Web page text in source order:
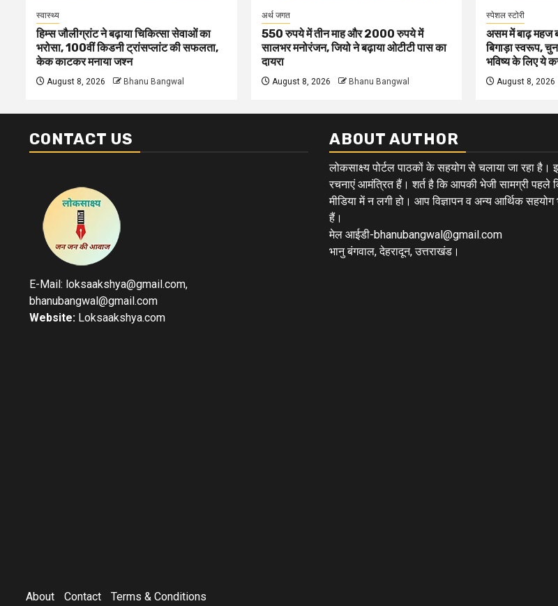
स्वास्थ्य
हिम्स जौलीग्रांट ने बढ़ाया चिकित्सा सेवाओं का
भरोसा, 100वीं किडनी ट्रांसप्लांट की सफलता,
केक काटकर मनाया जश्न
August 8, 2026 Bhanu Bangwal
अर्थ जगत
550 रुपये में तीन माह और 2000 रुपये में
सालभर मनोरंजन, जियो ने बढ़ाया ओटीटी पास का
दायरा
August 8, 2026 Bhanu Bangwal
स्पेशल स्टोरी
असम में बाढ़ महज
बिगाड़ा स्वरूप,
भविष्य के लिए ये
August 8, 2026
CONTACT US
E-Mail: loksaakshya@gmail.com,
bhanubangwal@gmail.com
Website: Loksaakshya.com
ABOUT AUTHOR
लोकसाक्ष्य पोर्टल पाठकों के सहयोग से चलाया जा रहा
रचनाएं आमंत्रित हैं। शर्त है कि आपकी भेजी सामग्री पहले
मीडिया में न लगी हो। आप विज्ञापन व अन्य आर्थिक
हैं।
मेल आईडी-bhanubangwal@gmail.com
भानु बंगवाल, देहरादून, उत्तराखंड।
About Contact Terms & Conditions